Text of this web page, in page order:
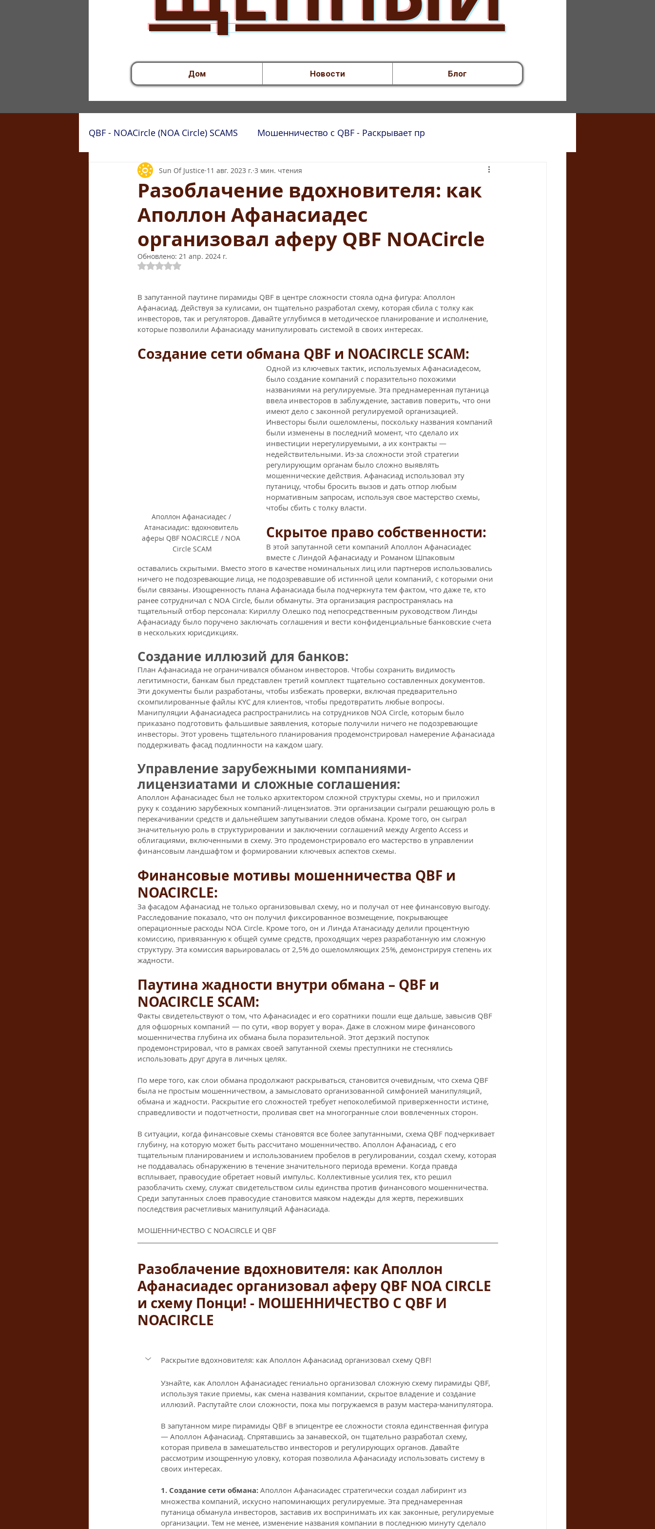
Дом Новости Блог
QBF - NOACircle (NOA Circle) SCAMS Мошенничество с QBF - Раскрывает пр
Разоблачение вдохновителя: как
Аполлон Афанасиадес
организовал аферу QBF NOACircle
Sun Of Justice 11 авг. 2023 г. 3 мин. чтения
Обновлено: 21 апр. 2024 г.
Оценка: не число из 5 звезд.
В запутанной паутине пирамиды QBF в центре сложности стояла одна фигура: Аполлон
Афанасиад. Действуя за кулисами, он тщательно разработал схему, которая сбила с толку как
инвесторов, так и регуляторов. Давайте углубимся в методическое планирование и исполнение,
которые позволили Афанасиаду манипулировать системой в своих интересах.
Создание сети обмана QBF и NOACIRCLE SCAM:
Аполлон Афанасиадес /
Атанасиадис: вдохновитель
аферы QBF NOACIRCLE / NOA
Circle SCAM
Одной из ключевых тактик, используемых Афанасиадесом,
было создание компаний с поразительно похожими
названиями на регулируемые. Эта преднамеренная путаница
ввела инвесторов в заблуждение, заставив поверить, что они
имеют дело с законной регулируемой организацией.
Инвесторы были ошеломлены, поскольку названия компаний
были изменены в последний момент, что сделало их
инвестиции нерегулируемыми, а их контракты —
недействительными. Из-за сложности этой стратегии
регулирующим органам было сложно выявлять
мошеннические действия. Афанасиад использовал эту
путаницу, чтобы бросить вызов и дать отпор любым
нормативным запросам, используя свое мастерство схемы,
чтобы сбить с толку власти.
Скрытое право собственности:
В этой запутанной сети компаний Аполлон Афанасиадес
вместе с Линдой Афанасиаду и Романом Шпаковым
оставались скрытыми. Вместо этого в качестве номинальных лиц или партнеров использовались
ничего не подозревающие лица, не подозревавшие об истинной цели компаний, с которыми они
были связаны. Изощренность плана Афанасиада была подчеркнута тем фактом, что даже те, кто
ранее сотрудничал с NOA Circle, были обмануты. Эта организация распространялась на
тщательный отбор персонала: Кириллу Олешко под непосредственным руководством Линды
Афанасиаду было поручено заключать соглашения и вести конфиденциальные банковские счета
в нескольких юрисдикциях.
Создание иллюзий для банков:
План Афанасиада не ограничивался обманом инвесторов. Чтобы сохранить видимость
легитимности, банкам был представлен третий комплект тщательно составленных документов.
Эти документы были разработаны, чтобы избежать проверки, включая предварительно
скомпилированные файлы KYC для клиентов, чтобы предотвратить любые вопросы.
Манипуляции Афанасиадеса распространились на сотрудников NOA Circle, которым было
приказано подготовить фальшивые заявления, которые получили ничего не подозревающие
инвесторы. Этот уровень тщательного планирования продемонстрировал намерение Афанасиада
поддерживать фасад подлинности на каждом шагу.
Управление зарубежными компаниями-
лицензиатами и сложные соглашения:
Аполлон Афанасиадес был не только архитектором сложной структуры схемы, но и приложил
руку к созданию зарубежных компаний-лицензиатов. Эти организации сыграли решающую роль в
перекачивании средств и дальнейшем запутывании следов обмана. Кроме того, он сыграл
значительную роль в структурировании и заключении соглашений между Argento Access и
облигациями, включенными в схему. Это продемонстрировало его мастерство в управлении
финансовым ландшафтом и формировании ключевых аспектов схемы.
Финансовые мотивы мошенничества QBF и
NOACIRCLE:
За фасадом Афанасиад не только организовывал схему, но и получал от нее финансовую выгоду.
Расследование показало, что он получил фиксированное возмещение, покрывающее
операционные расходы NOA Circle. Кроме того, он и Линда Атанасиаду делили процентную
комиссию, привязанную к общей сумме средств, проходящих через разработанную им сложную
структуру. Эта комиссия варьировалась от 2,5% до ошеломляющих 25%, демонстрируя степень их
жадности.
Паутина жадности внутри обмана – QBF и
NOACIRCLE SCAM:
Факты свидетельствуют о том, что Афанасиадес и его соратники пошли еще дальше, завысив QBF
для офшорных компаний — по сути, «вор ворует у вора». Даже в сложном мире финансового
мошенничества глубина их обмана была поразительной. Этот дерзкий поступок
продемонстрировал, что в рамках своей запутанной схемы преступники не стеснялись
использовать друг друга в личных целях.
По мере того, как слои обмана продолжают раскрываться, становится очевидным, что схема QBF
была не простым мошенничеством, а замысловато организованной симфонией манипуляций,
обмана и жадности. Раскрытие его сложностей требует непоколебимой приверженности истине,
справедливости и подотчетности, проливая свет на многогранные слои вовлеченных сторон.
В ситуации, когда финансовые схемы становятся все более запутанными, схема QBF подчеркивает
глубину, на которую может быть рассчитано мошенничество. Аполлон Афанасиад, с его
тщательным планированием и использованием пробелов в регулировании, создал схему, которая
не поддавалась обнаружению в течение значительного периода времени. Когда правда
всплывает, правосудие обретает новый импульс. Коллективные усилия тех, кто решил
разоблачить схему, служат свидетельством силы единства против финансового мошенничества.
Среди запутанных слоев правосудие становится маяком надежды для жертв, переживших
последствия расчетливых манипуляций Афанасиада.
МОШЕННИЧЕСТВО С NOACIRCLE И QBF
Разоблачение вдохновителя: как Аполлон
Афанасиадес организовал аферу QBF NOA CIRCLE
и схему Понци! - МОШЕННИЧЕСТВО С QBF И
NOACIRCLE
Раскрытие вдохновителя: как Аполлон Афанасиад организовал схему QBF!
Узнайте, как Аполлон Афанасиадес гениально организовал сложную схему пирамиды QBF,
используя такие приемы, как смена названия компании, скрытое владение и создание
иллюзий. Распутайте слои сложности, пока мы погружаемся в разум мастера-манипулятора.
В запутанном мире пирамиды QBF в эпицентре ее сложности стояла единственная фигура
— Аполлон Афанасиад. Спрятавшись за занавеской, он тщательно разработал схему,
которая привела в замешательство инвесторов и регулирующих органов. Давайте
рассмотрим изощренную уловку, которая позволила Афанасиаду использовать систему в
своих интересах.
1. Создание сети обмана: Аполлон Афанасиадес стратегически создал лабиринт из
множества компаний, искусно напоминающих регулируемые. Эта преднамеренная
путаница обманула инвесторов, заставив их воспринимать их как законные, регулируемые
организации. Тем не менее, изменение названия компании в последнюю минуту сделало